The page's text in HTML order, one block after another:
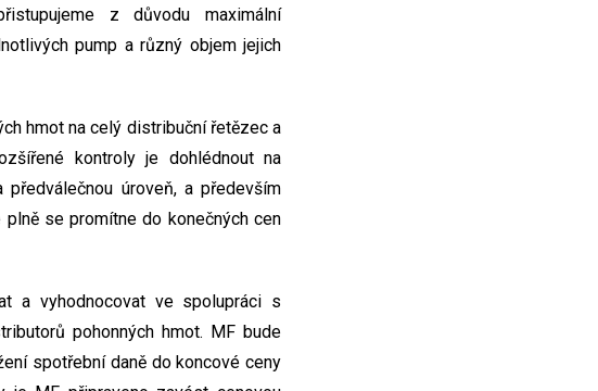
z důvodu maximální
pump a různý objem jejich
hmot na celý distribuční řetězec a
kontroly je dohlédnout na
úroveň, a především
se promítne do konečných cen
a vyhodnocovat ve spolupráci s
pohonných hmot. MF bude
spotřební daně do koncové ceny